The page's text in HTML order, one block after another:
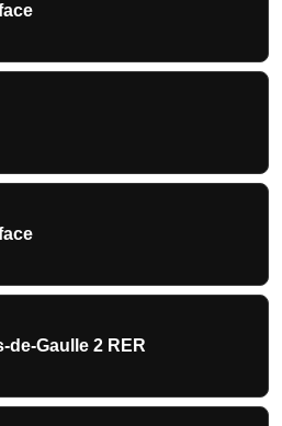
de-Gaulle 2 RER